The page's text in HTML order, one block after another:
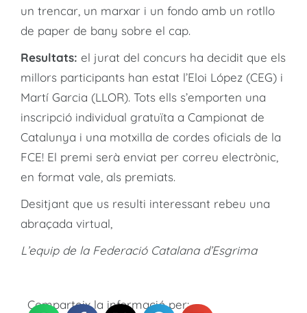
un trencar, un marxar i un fondo amb un rotllo
de paper de bany sobre el cap.
Resultats: el jurat del concurs ha decidit que els
millors participants han estat l’Eloi López (CEG) i
Martí Garcia (LLOR). Tots ells s’emporten una
inscripció individual gratuïta a Campionat de
Catalunya i una motxilla de cordes oficials de la
FCE! El premi serà enviat per correu electrònic,
en format vale, als premiats.
Desitjant que us resulti interessant rebeu una
abraçada virtual,
L’equip de la Federació Catalana d’Esgrima
Comparteix la informació per: